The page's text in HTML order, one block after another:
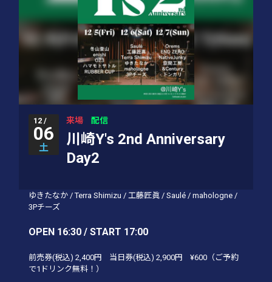
12 /
06
土
来場 配信
川崎Y's 2nd Anniversary
Day2
ゆきたなか /Terra Shimizu / 工藤匠眞 / Saulé / mahologne /
3Pチーズ
OPEN 16:30 / START 17:00
前売券(税込) 2,400円 当日券(税込) 2,900円
¥600（ご予約
で1ドリンク無料！）